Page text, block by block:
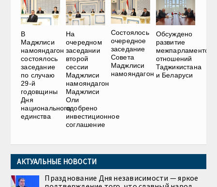
В
Маджлиси
намояндагон
состоялось
заседание
по случаю
29-й
годовщины
Дня
национального
единства
На
очередном
заседании
второй
сессии
Маджлиси
намояндагон
Маджлиси
Оли
одобрено
инвестиционное
соглашение
Состоялось
очередное
заседание
Совета
Маджлиси
намояндагон
Обсуждено
развитие
отношений
Таджикистана
и Беларуси
АКТУАЛЬНЫЕ НОВОСТИ
Празднование Дня независимости — яркое